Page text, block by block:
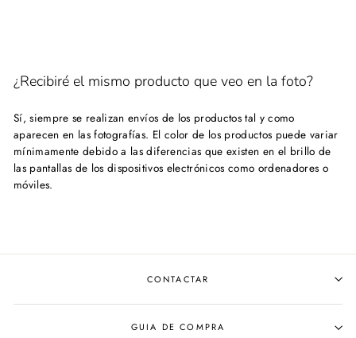
¿Recibiré el mismo producto que veo en la foto?
Sí, siempre se realizan envíos de los productos tal y como
aparecen en las fotografías. El color de los productos puede variar
mínimamente debido a las diferencias que existen en el brillo de
las pantallas de los dispositivos electrónicos como ordenadores o
móviles.
CONTACTAR
GUIA DE COMPRA